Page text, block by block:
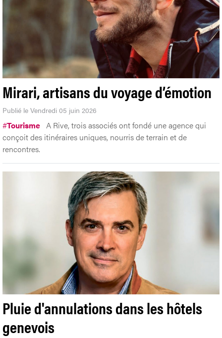
Mirari, artisans du voyage d’émotion
Publié le Vendredi 05 juin 2026
#Tourisme A Rive, trois associés ont fondé une agence qui
conçoit des itinéraires uniques, nourris de terrain et de
rencontres.
Pluie d'annulations dans les hôtels
genevois